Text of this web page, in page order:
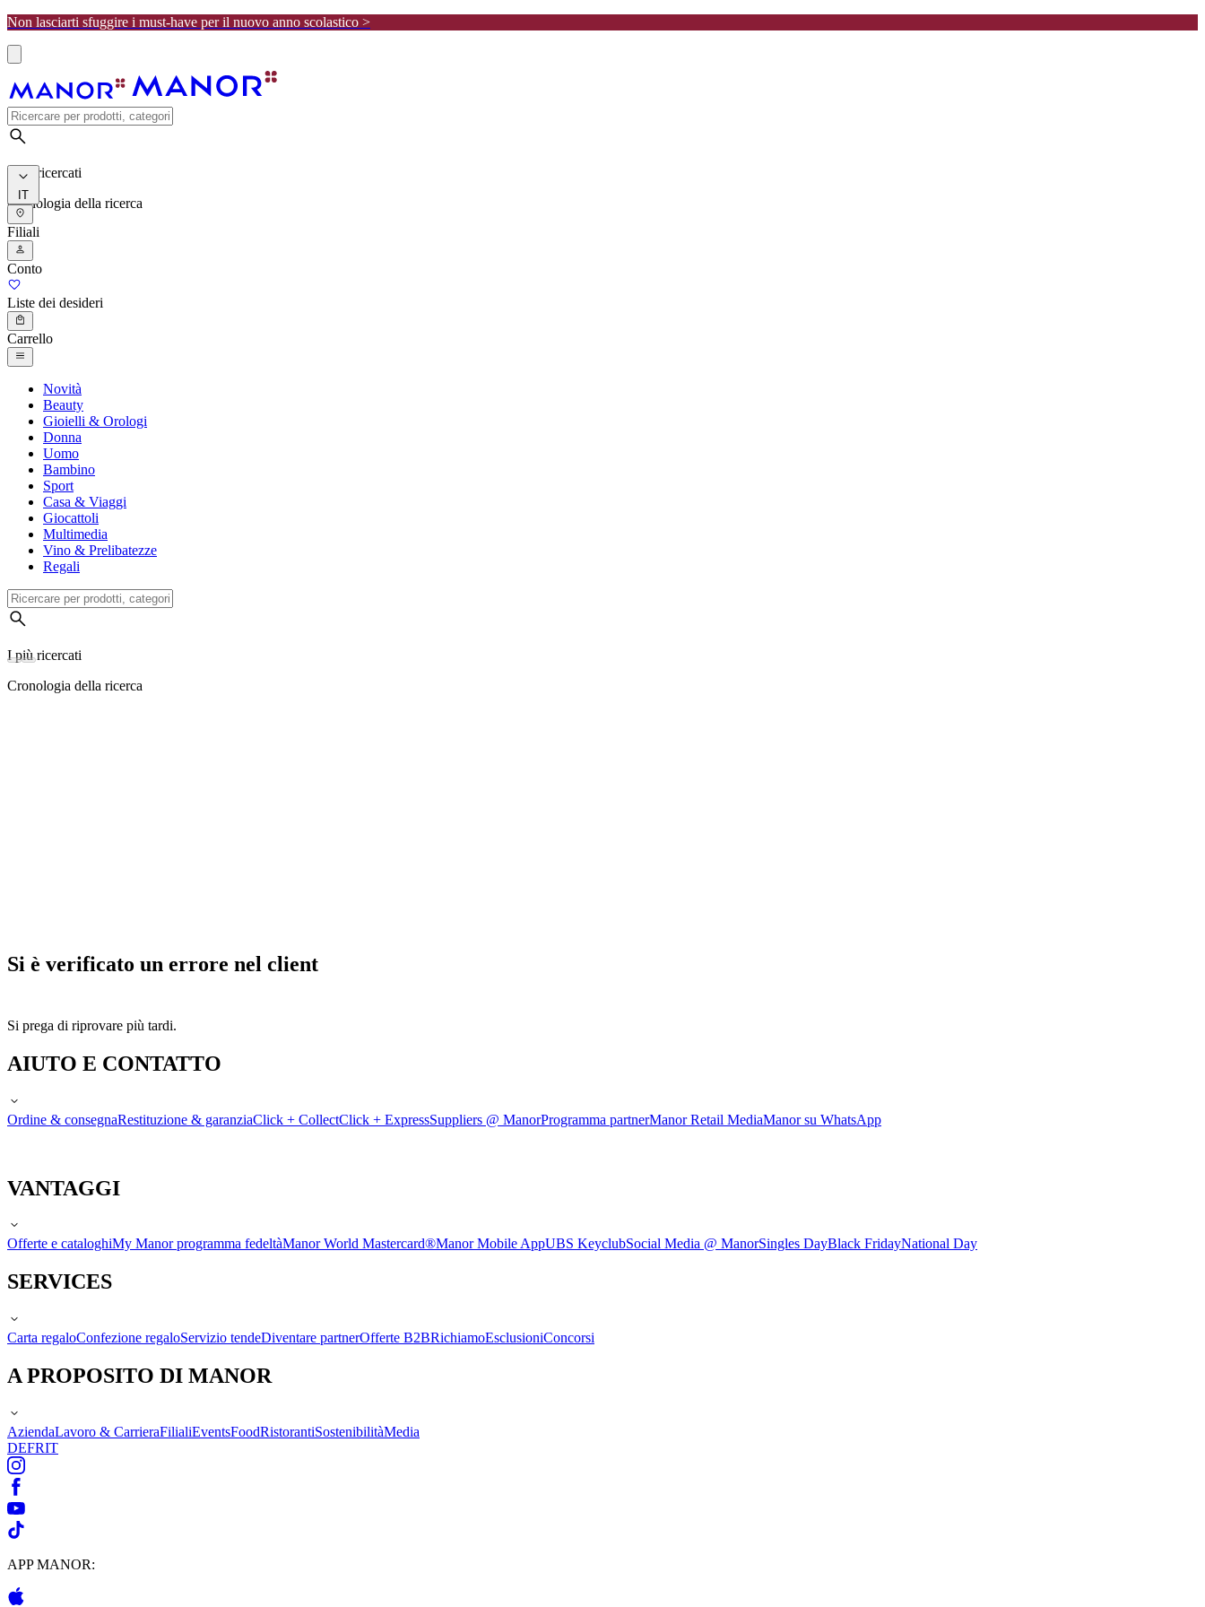
Non lasciarti sfuggire i must-have per il nuovo anno scolastico >
I più ricercati
Cronologia della ricerca
IT
Filiali
Conto
Liste dei desideri
Carrello
Novità
Beauty
Gioielli & Orologi
Donna
Uomo
Bambino
Sport
Casa & Viaggi
Giocattoli
Multimedia
Vino & Prelibatezze
Regali
I più ricercati
Cronologia della ricerca
Si è verificato un errore nel client
Si prega di riprovare più tardi.
AIUTO E CONTATTO
Ordine & consegnaRestituzione & garanziaClick + CollectClick + ExpressSuppliers @ ManorProgramma partnerManor Retail MediaManor su WhatsApp
VANTAGGI
Offerte e cataloghiMy Manor programma fedeltàManor World Mastercard®Manor Mobile AppUBS KeyclubSocial Media @ ManorSingles DayBlack FridayNational Day
SERVICES
Carta regaloConfezione regaloServizio tendeDiventare partnerOfferte B2BRichiamoEsclusioniConcorsi
A PROPOSITO DI MANOR
AziendaLavoro & CarrieraFilialiEventsFoodRistorantiSostenibilitàMedia
DEFRIT
APP MANOR: